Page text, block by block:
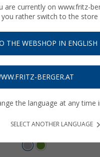
Grillzubehör und vieles
Zubehör für Grills & Kocher
%
are currently on www.fritz-
you rather switch to the store
THE WEBSHOP IN ENGLISH
BERGER.AT
the language at any time
SELECT ANOTHER LANGUAGE